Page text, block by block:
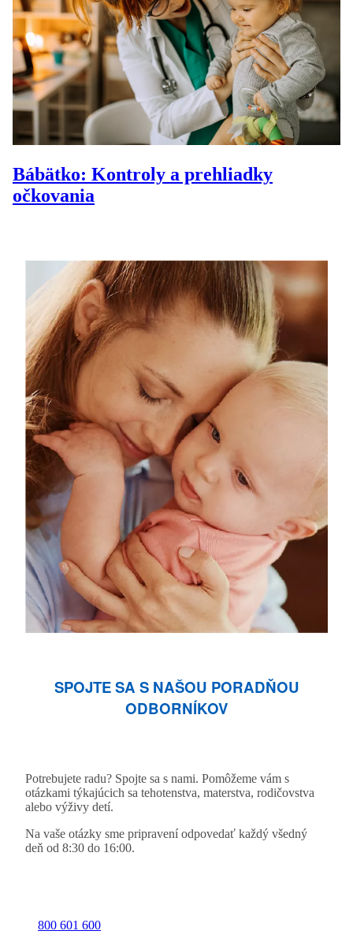
Bábätko: Kontroly a prehliadky
očkovania
SPOJTE SA S NAŠOU PORADŇOU
ODBORNÍKOV
Potrebujete radu? Spojte sa s nami. Pomôžeme vám s
otázkami týkajúcich sa tehotenstva, materstva, rodičovstva
alebo výživy detí.
Na vaše otázky sme pripravení odpovedať každý všedný
deň od 8:30 do 16:00.
800 601 600